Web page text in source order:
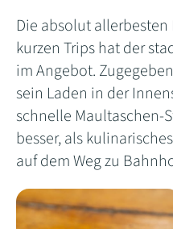
Die absolut
kurzen Trips hat der
im Angebot.
sein Laden in der
schnelle Maultaschen-
besser, als
auf dem Weg zu